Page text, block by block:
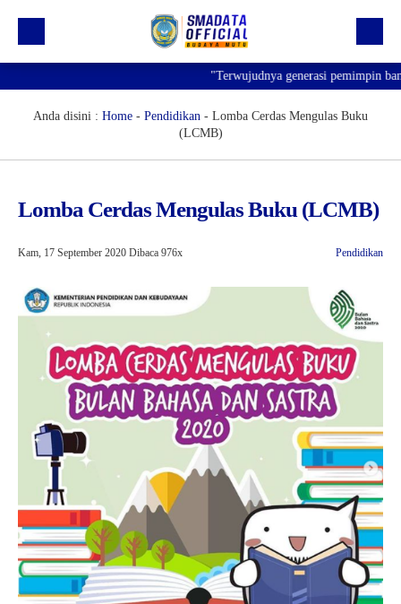
Profil
Informasi
Saluran Resmi WA
"Terwujudnya generasi pemimpin
Anda disini : Home - Pendidikan - Lomba Cerdas Mengulas Buku
(LCMB)
Lomba Cerdas Mengulas Buku (LCMB)
Kam, 17 September 2020 Dibaca 976x Pendidikan